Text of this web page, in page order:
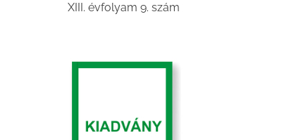
XIII. évfolyam 9. szám